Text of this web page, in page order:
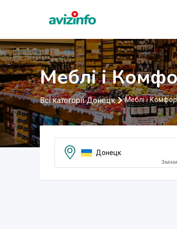
Меблі і
Всі категорії Донецк Меблі і
Донецк